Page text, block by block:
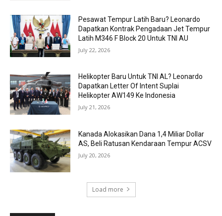
Pesawat Tempur Latih Baru? Leonardo
Dapatkan Kontrak Pengadaan Jet Tempur
Latih M346 F Block 20 Untuk TNI AU
July 22, 2026
Helikopter Baru Untuk TNI AL? Leonardo
Dapatkan Letter Of Intent Suplai
Helikopter AW149 Ke Indonesia
July 21, 2026
Kanada Alokasikan Dana 1,4 Miliar Dollar
AS, Beli Ratusan Kendaraan Tempur ACSV
July 20, 2026
Load more